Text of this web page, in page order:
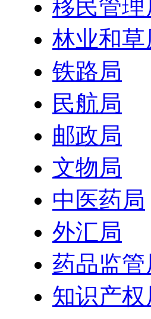
移民管理
林业和草
铁路局
民航局
邮政局
文物局
中医药局
外汇局
药品监管
知识产权